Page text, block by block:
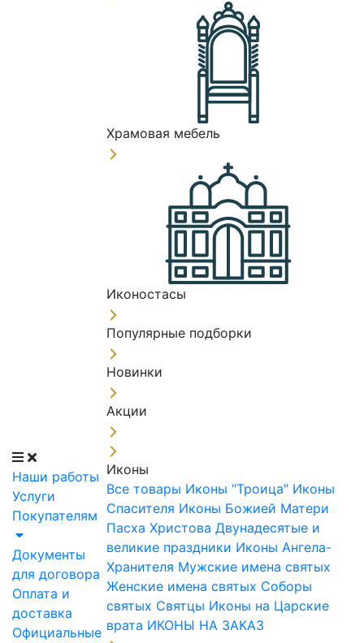
Наши работы
Услуги
Покупателям
Документы
для договора
Оплата и
доставка
Официальные
Храмовая мебель
Иконостасы
Популярные подборки
Новинки
Акции
Иконы
Все товары Иконы "Троица" Иконы
Спасителя Иконы Божией Матери
Пасха Христова Двунадесятые и
великие праздники Иконы Ангела-
Хранителя Мужские имена святых
Женские имена святых Соборы
святых Святцы Иконы на Царские
врата ИКОНЫ НА ЗАКАЗ